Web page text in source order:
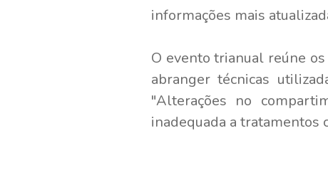
informações mais
O evento trianual reúne
abranger técnicas
"Alterações no
inadequada a tratamentos